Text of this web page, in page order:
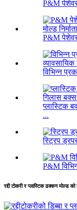
P&M पेशेवर
P&M
विभिन्न
प्लास्टिक
...
स्ट्रिप
P&M
रद्दी टोकरी र प्लास्टिक ढक्कन मोल्ड को